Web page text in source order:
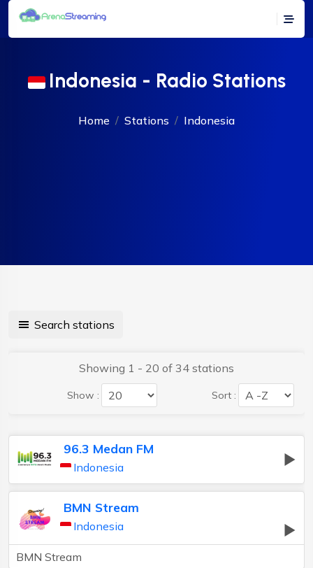
Indonesia - Radio Stations
Home Stations Indonesia
Search stations
Showing 1 - 20 of 34 stations
Show : Sort :
96.3 Medan FM
Indonesia
BMN Stream
Indonesia
BMN Stream